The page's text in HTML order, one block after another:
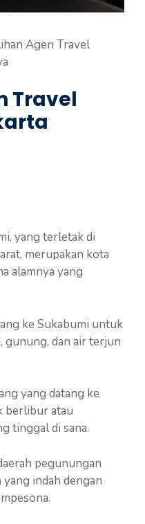
Agen Travel
Travel
yang terletak di
merupakan kota
alamnya yang
ke Sukabumi untuk
gunung, dan air terjun
yang datang ke
berlibur atau
tinggal di sana.
pegunungan
indah dengan